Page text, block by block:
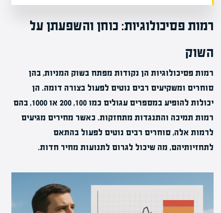
רמות פסיכולוגיות: כוחן והשפעתן על
השוק
רמות פסיכולוגיות הן נקודות מפתח בשוק המניות, בהן
סוחרים ומשקיעים רבים נוטים לפעול בצורה דומה. הן
יכולות להופיע במספרים עגולים כמו 100, 200 או 1000, בהם
רמות תמיכה והתנגדות מתחזקות. כאשר מחירים מגיעים
לרמות אלה, סוחרים רבים נוטים לפעול בהתאם
לתחזיותיהם, מה שיכול לגרום לתנועות מחיר חדות.